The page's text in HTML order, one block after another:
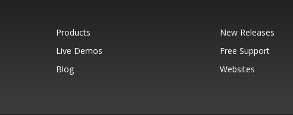
Products New Releases
Live Demos Free Support
Blog Websites